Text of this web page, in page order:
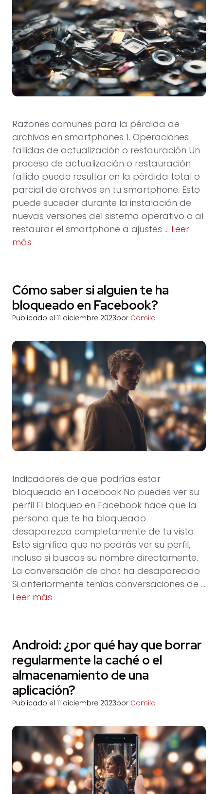
Razones comunes para la pérdida de
archivos en smartphones 1. Operaciones
fallidas de actualización o restauración Un
proceso de actualización o restauración
fallido puede resultar en la pérdida total o
parcial de archivos en tu smartphone. Esto
puede suceder durante la instalación de
nuevas versiones del sistema operativo o al
restaurar el smartphone a ajustes … Leer
más
Cómo saber si alguien te ha
bloqueado en Facebook?
Publicado el 11 diciembre 2023por Camila
Indicadores de que podrías estar
bloqueado en Facebook No puedes ver su
perfil El bloqueo en Facebook hace que la
persona que te ha bloqueado
desaparezca completamente de tu vista.
Esto significa que no podrás ver su perfil,
incluso si buscas su nombre directamente.
La conversación de chat ha desaparecido
Si anteriormente tenías conversaciones de …
Leer más
Android: ¿por qué hay que borrar
regularmente la caché o el
almacenamiento de una
aplicación?
Publicado el 11 diciembre 2023por Camila